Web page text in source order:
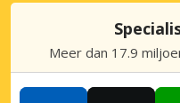
Meer dan 17.9